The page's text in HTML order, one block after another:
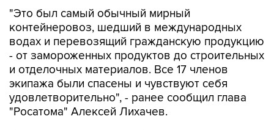
"Это был самый обычный мирный
контейнеровоз, шедший в международных
водах и перевозящий гражданскую продукцию
- от замороженных продуктов до строительных
и отделочных материалов. Все 17 членов
экипажа были спасены и чувствуют себя
удовлетворительно", - ранее сообщил глава
"Росатома" Алексей Лихачев.